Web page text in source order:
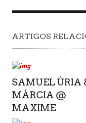
ARTIGOS
SAMUEL ÚRIA
MÁRCIA @
MAXIME